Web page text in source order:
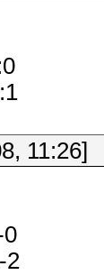
11:26]
2